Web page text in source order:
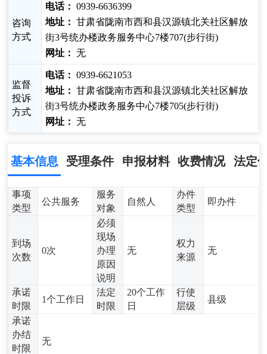
咨询
方式
电话： 0939-6636399
地址： 甘肃省陇南市西和县汉源镇北关社区解放
街3号统办楼政务服务中心7楼707(步行街)
网址： 无
监督
投诉
方式
电话： 0939-6621053
地址： 甘肃省陇南市西和县汉源镇北关社区解放
街3号统办楼政务服务中心7楼705(步行街)
网址： 无
基本信息 受理条件 申报材料 收费情况 法定
事项
类型
公共服务
服务
对象
自然人
办件
类型
即办件
到场
次数
0次
必须
现场
办理
原因
说明
无
权力
来源
无
承诺
时限
1个工作日
法定
时限
20个工作
日
行使
层级
县级
承诺
办结
时限
无